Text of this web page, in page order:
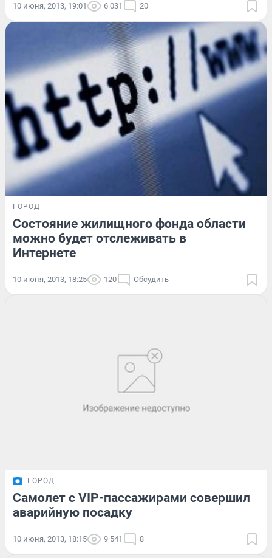
10 июня, 2013, 19:01 6 031 20
ГОРОД
Состояние жилищного фонда области
можно будет отслеживать в
Интернете
10 июня, 2013, 18:25 120 Обсудить
ГОРОД
Самолет с VIP-пассажирами совершил
аварийную посадку
10 июня, 2013, 18:15 9 541 8